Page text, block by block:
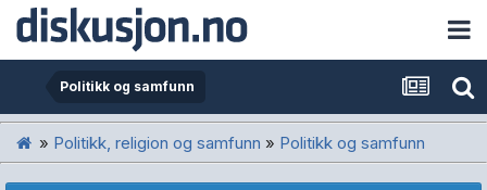
Politikk og samfunn
» Politikk, religion og samfunn » Politikk og samfunn